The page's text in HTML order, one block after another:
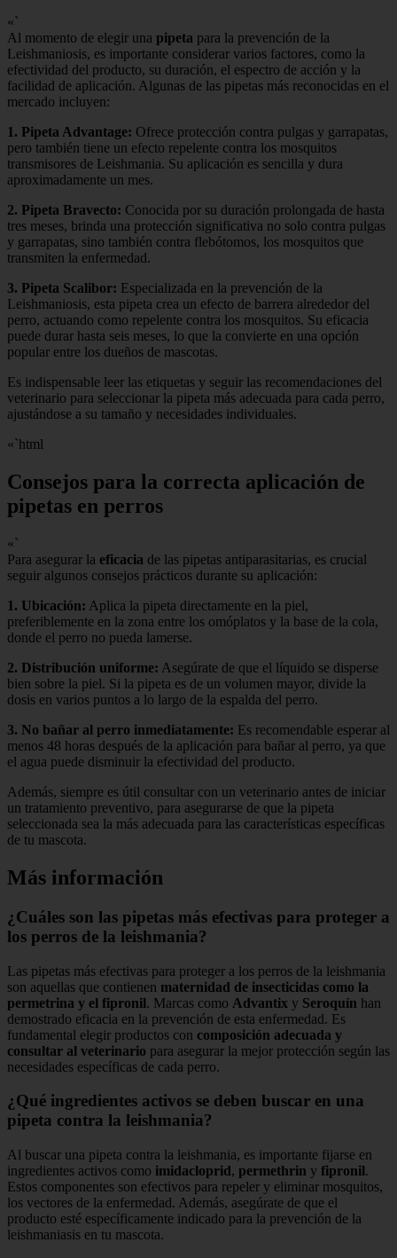
«`
Al momento de elegir una pipeta para la prevención de la
Leishmaniosis, es importante considerar varios factores, como la
efectividad del producto, su duración, el espectro de acción y la
facilidad de aplicación. Algunas de las pipetas más reconocidas en el
mercado incluyen:
1. Pipeta Advantage: Ofrece protección contra pulgas y garrapatas,
pero también tiene un efecto repelente contra los mosquitos
transmisores de Leishmania. Su aplicación es sencilla y dura
aproximadamente un mes.
2. Pipeta Bravecto: Conocida por su duración prolongada de hasta
tres meses, brinda una protección significativa no solo contra pulgas
y garrapatas, sino también contra flebótomos, los mosquitos que
transmiten la enfermedad.
3. Pipeta Scalibor: Especializada en la prevención de la
Leishmaniosis, esta pipeta crea un efecto de barrera alrededor del
perro, actuando como repelente contra los mosquitos. Su eficacia
puede durar hasta seis meses, lo que la convierte en una opción
popular entre los dueños de mascotas.
Es indispensable leer las etiquetas y seguir las recomendaciones del
veterinario para seleccionar la pipeta más adecuada para cada perro,
ajustándose a su tamaño y necesidades individuales.
«`html
Consejos para la correcta aplicación de
pipetas en perros
«`
Para asegurar la eficacia de las pipetas antiparasitarias, es crucial
seguir algunos consejos prácticos durante su aplicación:
1. Ubicación: Aplica la pipeta directamente en la piel,
preferiblemente en la zona entre los omóplatos y la base de la cola,
donde el perro no pueda lamerse.
2. Distribución uniforme: Asegúrate de que el líquido se disperse
bien sobre la piel. Si la pipeta es de un volumen mayor, divide la
dosis en varios puntos a lo largo de la espalda del perro.
3. No bañar al perro inmediatamente: Es recomendable esperar al
menos 48 horas después de la aplicación para bañar al perro, ya que
el agua puede disminuir la efectividad del producto.
Además, siempre es útil consultar con un veterinario antes de iniciar
un tratamiento preventivo, para asegurarse de que la pipeta
seleccionada sea la más adecuada para las características específicas
de tu mascota.
Más información
¿Cuáles son las pipetas más efectivas para proteger a
los perros de la leishmania?
Las pipetas más efectivas para proteger a los perros de la leishmania
son aquellas que contienen maternidad de insecticidas como la
permetrina y el fipronil. Marcas como Advantix y Seroquín han
demostrado eficacia en la prevención de esta enfermedad. Es
fundamental elegir productos con composición adecuada y
consultar al veterinario para asegurar la mejor protección según las
necesidades específicas de cada perro.
¿Qué ingredientes activos se deben buscar en una
pipeta contra la leishmania?
Al buscar una pipeta contra la leishmania, es importante fijarse en
ingredientes activos como imidacloprid, permethrin y fipronil.
Estos componentes son efectivos para repeler y eliminar mosquitos,
los vectores de la enfermedad. Además, asegúrate de que el
producto esté específicamente indicado para la prevención de la
leishmaniasis en tu mascota.